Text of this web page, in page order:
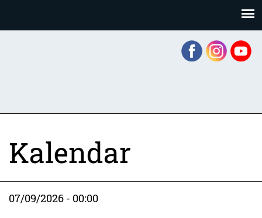
Kalendar
07/09/2026 - 00:00